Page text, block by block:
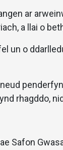
ar
a llai o
un o
rhagddo,
Safon